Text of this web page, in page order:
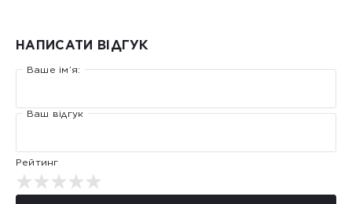
НАПИСАТИ ВІДГУК
Ваше ім’я:
Ваш відгук
Рейтинг